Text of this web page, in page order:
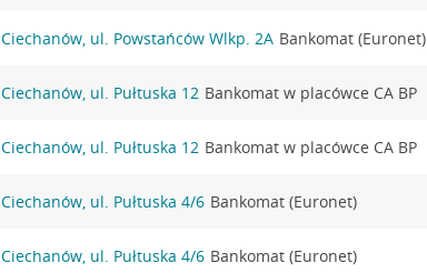
Ciechanów, ul. Powstańców Wlkp. 2A Bankomat (Euronet)
Ciechanów, ul. Pułtuska 12 Bankomat w placówce CA BP
Ciechanów, ul. Pułtuska 12 Bankomat w placówce CA BP
Ciechanów, ul. Pułtuska 4/6 Bankomat (Euronet)
Ciechanów, ul. Pułtuska 4/6 Bankomat (Euronet)